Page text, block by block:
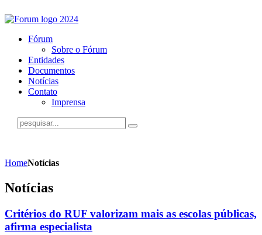
Fórum
Sobre o Fórum
Entidades
Documentos
Notícias
Contato
Imprensa
HomeNotícias
Notícias
Critérios do RUF valorizam mais as escolas públicas,
afirma especialista